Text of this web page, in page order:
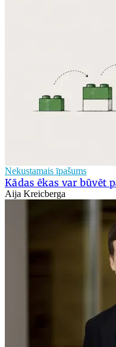
Nekustamais īpašums
Kādas ēkas var būvēt
Aija Kreicberga